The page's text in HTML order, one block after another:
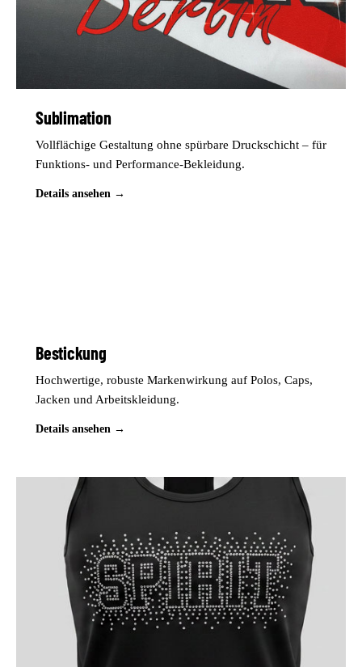
Sublimation
Vollflächige Gestaltung ohne spürbare Druckschicht – für
Funktions- und Performance-Bekleidung.
Details ansehen →
Bestickung
Hochwertige, robuste Markenwirkung auf Polos, Caps,
Jacken und Arbeitskleidung.
Details ansehen →